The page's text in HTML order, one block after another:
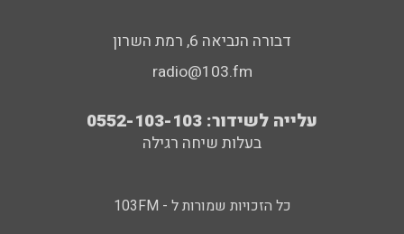
דבורה הנביאה 6, רמת השרון
radio@103.fm
עלייה לשידור: 0552-103-103
בעלות שיחה רגילה
כל הזכויות שמורות ל - 103FM